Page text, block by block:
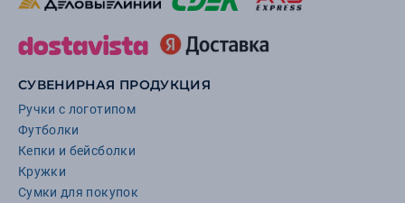
СУВЕНИРНАЯ ПРОДУКЦИЯ
Ручки с логотипом
Футболки
Кепки и бейсболки
Кружки
Сумки для покупок